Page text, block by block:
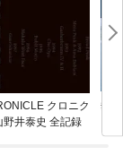
クロニク
野井泰史 全記録
垂